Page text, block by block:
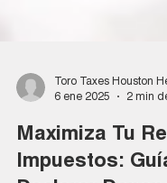
6 ene 2025
2 min
Maximiza Tu